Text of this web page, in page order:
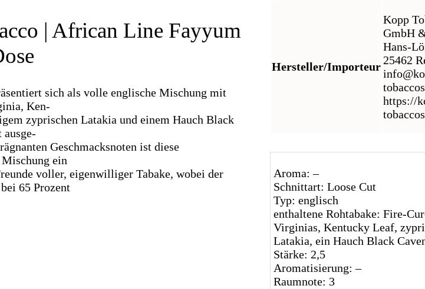
| African Line Fayyum
sich als volle englische Mischung mit
Ken-
zyprischen Latakia und einem Hauch Black
Geschmacksnoten ist diese
Mischung ein
voller, eigenwilliger Tabake, wobei der
65 Prozent
Hersteller/Importeur
Kopp
GmbH
Hans-
25462
https://
Aroma: –
Schnittart: Loose Cut
Typ: englisch
enthaltene Rohtabake: Fire-
Virginias, Kentucky Leaf,
Latakia, ein Hauch Black
Stärke: 2,5
Aromatisierung: –
Raumnote: 3